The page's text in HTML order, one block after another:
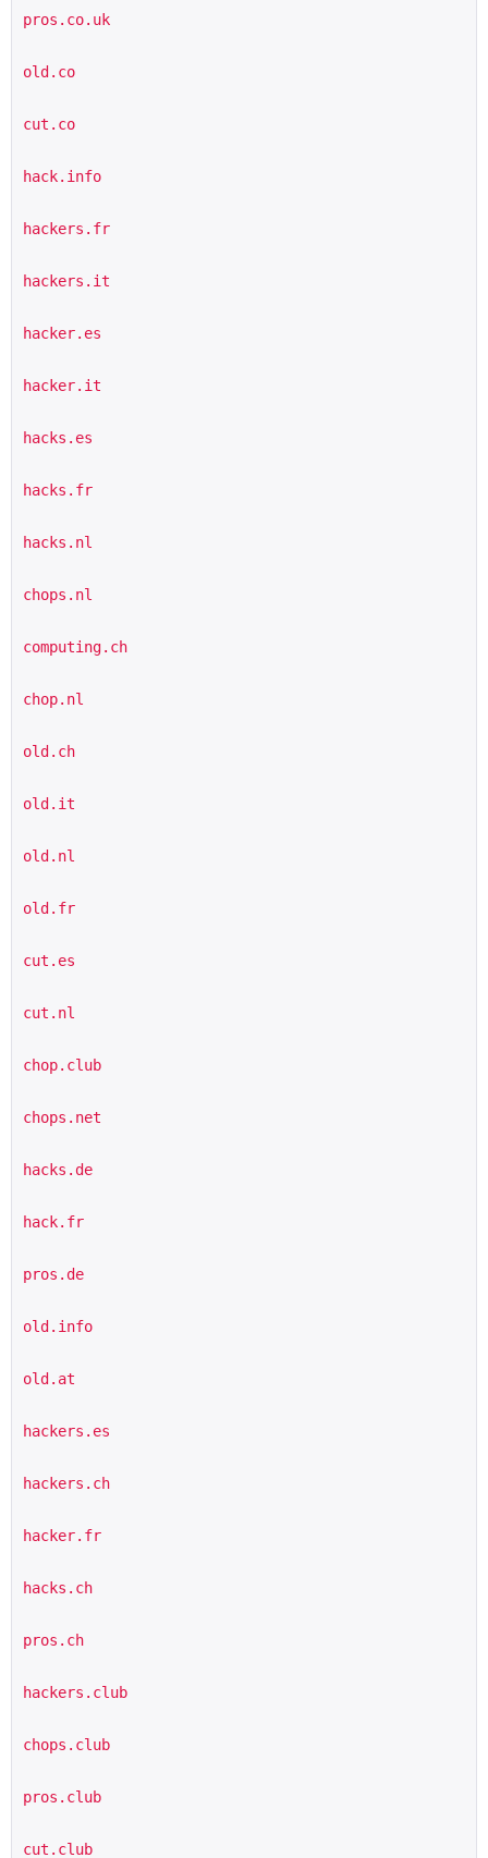
pros.co.uk
old.co
cut.co
hack.info
hackers.fr
hackers.it
hacker.es
hacker.it
hacks.es
hacks.fr
hacks.nl
chops.nl
computing.ch
chop.nl
old.ch
old.it
old.nl
old.fr
cut.es
cut.nl
chop.club
chops.net
hacks.de
hack.fr
pros.de
old.info
old.at
hackers.es
hackers.ch
hacker.fr
hacks.ch
pros.ch
hackers.club
chops.club
pros.club
cut.club